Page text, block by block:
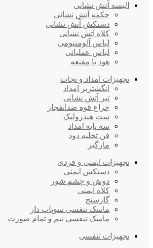
البسه آتش نشانی
چکمه آتش نشانی
دستکش آتش نشانی
کلاه آتش نشانی
لباس آلومنیومی
لباس عملیاتی
هود یا مقنعه
تجهیزات امداد و نجات
انگشتربر امداد
تبر آتش نشانی
چراغ قوه ضدانفجار
ست هیدرولیک
سه پایه امداد
فن تخلیه دود
مارگیر
تجهیزات ایمنی و فردی
دستکش ایمنی
دوش و چشم شور
کلاه ایمنی
گازسنج
ماسک تنفسی سوپاپ دار
ماسک تنفسی نیم و تمام صورت
تجهیزات تنفسی